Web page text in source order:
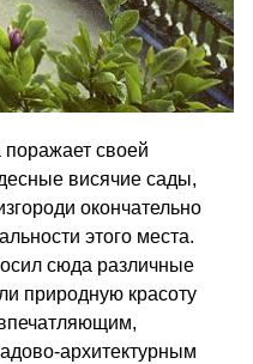
поражает своей
висячие сады,
окончательно
этого места.
сюда различные
природную красоту
архитектурным